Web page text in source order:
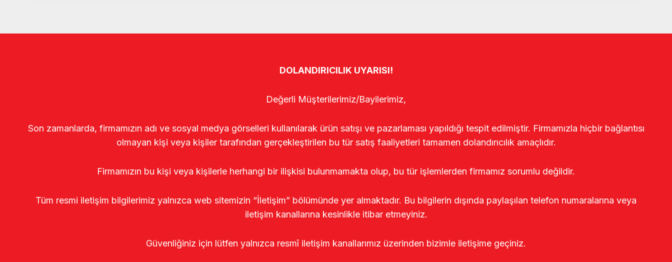
DOLANDIRICILIK UYARISI!
Değerli Müşterilerimiz/Bayilerimiz,
Son zamanlarda, firmamızın adı ve sosyal medya görselleri kullanılarak ürün satışı ve pazarlaması yapıldığı tespit edilmiştir. Firmamızla hiçbir bağlantısı
olmayan kişi veya kişiler tarafından gerçekleştirilen bu tür satış faaliyetleri tamamen dolandırıcılık amaçlıdır.
Firmamızın bu kişi veya kişilerle herhangi bir ilişkisi bulunmamakta olup, bu tür işlemlerden firmamız sorumlu değildir.
Tüm resmi iletişim bilgilerimiz yalnızca web sitemizin “İletişim” bölümünde yer almaktadır. Bu bilgilerin dışında paylaşılan telefon numaralarına veya
iletişim kanallarına kesinlikle itibar etmeyiniz.
Güvenliğiniz için lütfen yalnızca resmî iletişim kanallarımız üzerinden bizimle iletişime geçiniz.